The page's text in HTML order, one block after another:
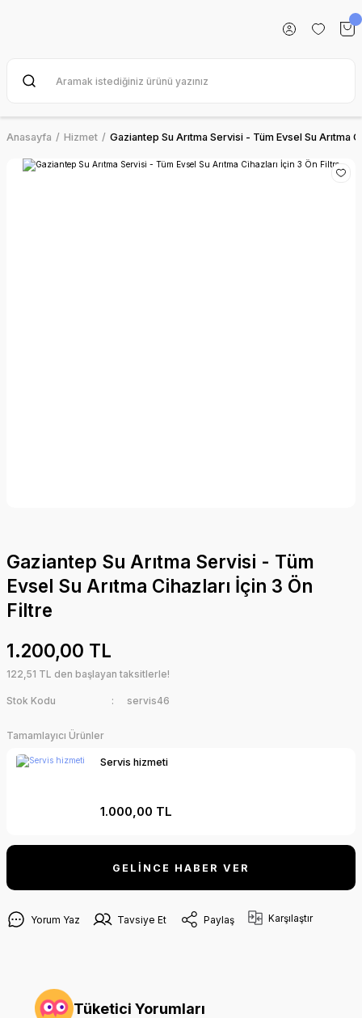
Anasayfa Hizmet Gaziantep Su Arıtma Servisi - Tüm Evsel Su Arıtma
Gaziantep Su Arıtma Servisi - Tüm
Evsel Su Arıtma Cihazları İçin 3 Ön
Filtre
1.200,00 TL
122,51 TL den başlayan taksitlerle!
Stok Kodu servis46
Tamamlayıcı Ürünler
Servis hizmeti
1.000,00 TL
GELİNCE HABER VER
Yorum Yaz Tavsiye Et Paylaş Karşılaştır
Tüketici Yorumları